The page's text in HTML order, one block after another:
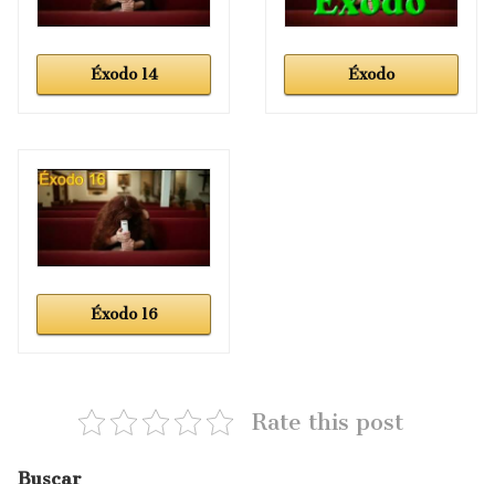
Éxodo 14 Éxodo
Éxodo 16
Rate this post
Buscar